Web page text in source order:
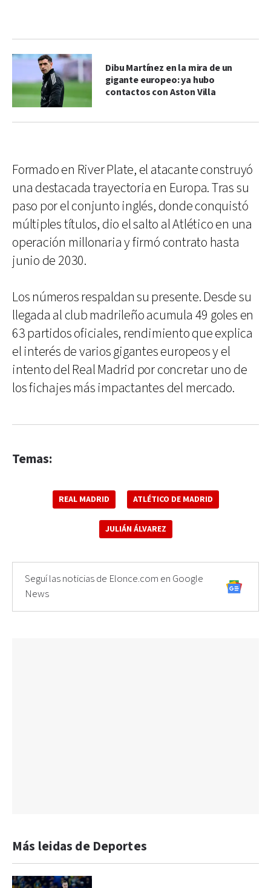
Dibu Martínez en la mira de un
gigante europeo: ya hubo
contactos con Aston Villa
Formado en River Plate, el atacante construyó
una destacada trayectoria en Europa. Tras su
paso por el conjunto inglés, donde conquistó
múltiples títulos, dio el salto al Atlético en una
operación millonaria y firmó contrato hasta
junio de 2030.
Los números respaldan su presente. Desde su
llegada al club madrileño acumula 49 goles en
63 partidos oficiales, rendimiento que explica
el interés de varios gigantes europeos y el
intento del Real Madrid por concretar uno de
los fichajes más impactantes del mercado.
Temas:
REAL MADRID ATLÉTICO DE MADRID
JULIÁN ÁLVAREZ
Seguí las noticias de Elonce.com en Google
News
Más leidas de Deportes